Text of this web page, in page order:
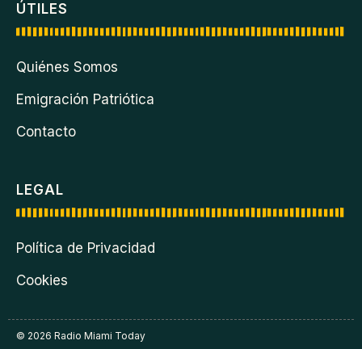
ÚTILES
Quiénes Somos
Emigración Patriótica
Contacto
LEGAL
Política de Privacidad
Cookies
© 2026 Radio Miami Today